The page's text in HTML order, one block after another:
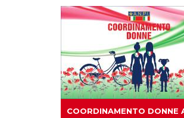
COORDINAMENTO DONNE